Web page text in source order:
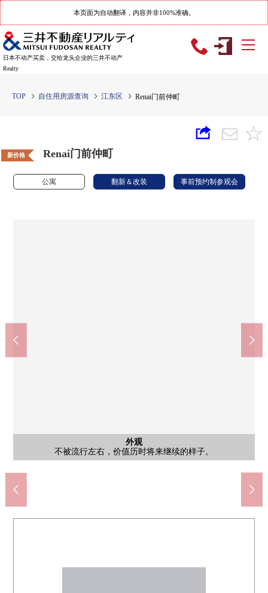
本页面为自动翻译，内容并非100%准确。
日本不动产买卖，交给龙头企业的三井不动产
Realty
TOP 自住用房源查询 江东区 Renai门前仲町
新价格 Renai门前仲町
公寓 翻新＆改装 事前预约制参观会
外观
不被流行左右，价值历时将来继续的样子。
客厅
LD
客厅
LD
客厅
LD
客厅
LD
客厅
LD
厨房
厨房
厨房
厨房
厨房
厨房
厨房
厨房
厨房
厨房
厨房
厨房
厕所
厕所
洗脸
洗脸
洗脸
洗脸
洗脸
洗脸
公共汽车
公共汽车
公共汽车
公共汽车
风景
风景
阳台
阳台
西式房间
西式房间
门口
门口
西式房间
西式房间
外观
不被流行左右，价值历时将来继续的样子。是富裕地做生活的住
空間。
外观
467户总户数的大的地方自治团体
入口
住在的脸和入口明亮地有面积
入口
优雅迎接住mau一方，拜访的人的入口
停车场
是为有停车场也在车通勤放心的Mansion
停车场
在不论什么时候看得见的范围有停车场
外观
外观照片
入口
入口
入口
入口
外观
外观
外观
外观